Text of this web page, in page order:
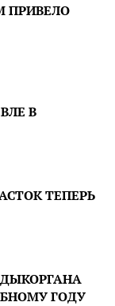
ПРИВЕЛО
В
ТЕПЕРЬ
ГОДУ